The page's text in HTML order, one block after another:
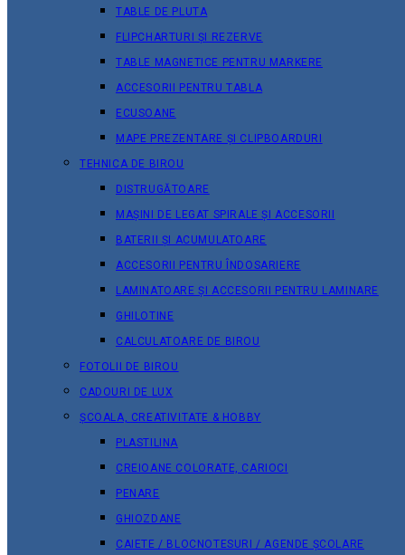
TABLE DE PLUTA
FLIPCHARTURI ȘI REZERVE
TABLE MAGNETICE PENTRU MARKERE
ACCESORII PENTRU TABLA
ECUSOANE
MAPE PREZENTARE ȘI CLIPBOARDURI
TEHNICA DE BIROU
DISTRUGĂTOARE
MAȘINI DE LEGAT SPIRALE ȘI ACCESORII
BATERII ȘI ACUMULATOARE
ACCESORII PENTRU ÎNDOSARIERE
LAMINATOARE ȘI ACCESORII PENTRU LAMINARE
GHILOTINE
CALCULATOARE DE BIROU
FOTOLII DE BIROU
CADOURI DE LUX
ȘCOALA, CREATIVITATE & HOBBY
PLASTILINA
CREIOANE COLORATE, CARIOCI
PENARE
GHIOZDANE
CAIETE / BLOCNOTESURI / AGENDE ȘCOLARE